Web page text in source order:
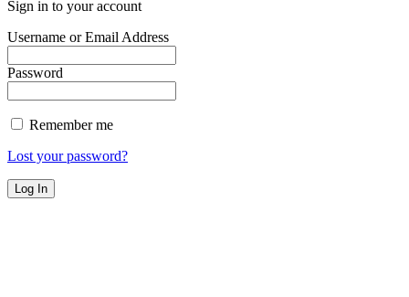
Sign in to your account
Username or Email Address
Password
Remember me
Lost your password?